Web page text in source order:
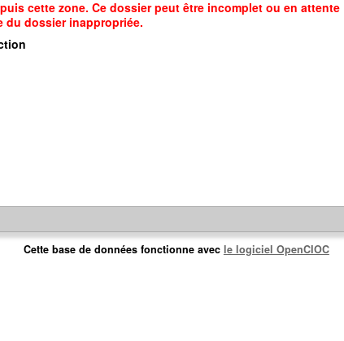
cette zone. Ce dossier peut être incomplet ou en attente
du dossier inappropriée.
Cette base de données fonctionne avec le logiciel OpenCIOC